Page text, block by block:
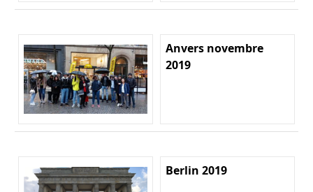
Anvers novembre
2019
Berlin 2019